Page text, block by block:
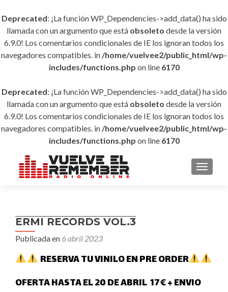
Deprecated: ¡La función WP_Dependencies->add_data() ha sido
llamada con un argumento que está obsoleto desde la versión
6.9.0! Los comentarios condicionales de IE los ignoran todos los
navegadores compatibles. in /home/vuelvee2/public_html/wp-
includes/functions.php on line 6170
Deprecated: ¡La función WP_Dependencies->add_data() ha sido
llamada con un argumento que está obsoleto desde la versión
6.9.0! Los comentarios condicionales de IE los ignoran todos los
navegadores compatibles. in /home/vuelvee2/public_html/wp-
includes/functions.php on line 6170
ERMI RECORDS VOL.3
Publicada en 6 abril 2023
RESERVA TU VINILO EN PRE ORDER
OFERTA HASTA EL 20 DE ABRIL17€ + ENVIO